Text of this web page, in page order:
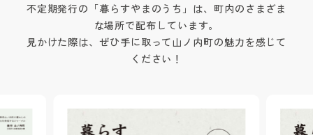
不定期発行の「暮らすやまのうち」は、町内のさまざま
な場所で配布しています。
見かけた際は、ぜひ手に取って山ノ内町の魅力を感じて
ください！